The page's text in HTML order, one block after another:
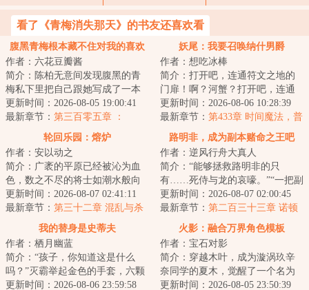
看了《青梅消失那天》的书友还喜欢看
腹黑青梅根本藏不住对我的喜欢
作者：六花豆瓣酱
简介：陈柏无意间发现腹黑的青
梅私下里把自己跟她写成了一本
禁忌小说中的男女主？当这个秘
密无意间被撞破...
更新时间：2026-08-05 19:00:41
最新章节： 第三百零五章 ：
知“足”常乐（4k）
妖尾：我要召唤纳什男爵
作者：想吃冰棒
简介：打开吧，连通符文之地的
门扉！啊？河蟹？打开吧，连通
符文之地的门扉！啊？三狼？后
面不会是……果...
更新时间：2026-08-06 10:28:39
最新章节： 第433章 时间魔法，普
雷希托战败
轮回乐园：熔炉
作者：安以动之
简介：广袤的平原已经被沁为血
色，数之不尽的将士如潮水般向
徐岳涌去，却在临近时被一杆方
天画戟拍碎，化...
更新时间：2026-08-07 02:41:11
最新章节： 第三十二章 混乱与杀
路明非，成为副本赌命之王吧
作者：逆风行舟大真人
简介：“能够拯救路明非的只
有……死侍与龙的哀嚎。”“一把副
本十针药，风间琉璃养生传统派
罢了。”“不...
更新时间：2026-08-07 02:00:45
最新章节： 第二百三十三章 诺顿
的妙用(中)
我的替身是史蒂夫
作者：栖月幽蓝
简介：“孩子，你知道这是什么
吗？”灭霸举起金色的手套，六颗
无限宝石闪烁着褶褶辉光：“我一
更新时间：2026-08-06 23:59:58
火影：融合万界角色模板
作者：宝石对影
简介：穿越木叶，成为漩涡玖辛
奈同学的夏木，觉醒了一个名为
万界之主的系统。只要完成特定
更新时间：2026-08-05 23:50:39